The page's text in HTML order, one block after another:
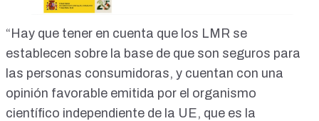
“Hay que tener en cuenta que los LMR se
establecen sobre la base de que son seguros para
las personas consumidoras, y cuentan con una
opinión favorable emitida por el organismo
científico independiente de la UE, que es la